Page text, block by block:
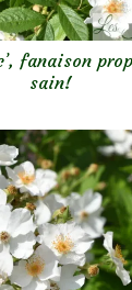
fanaison
sain!